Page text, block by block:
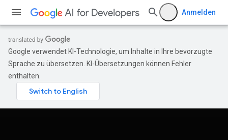
Anmelden
Google verwendet KI-Technologie, um Inhalte in Ihre bevorzugte
Sprache zu übersetzen. KI-Übersetzungen können Fehler
enthalten.